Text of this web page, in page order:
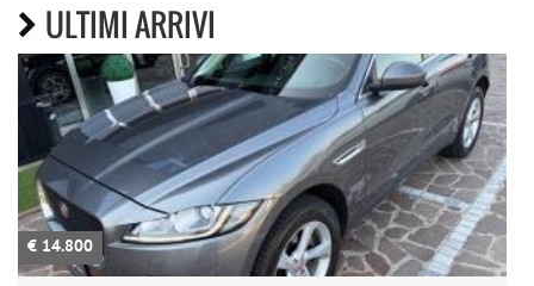
CONTATTI
NEWS
AREA COMMERCIANTI
ULTIMI ARRIVI
€ 14.800